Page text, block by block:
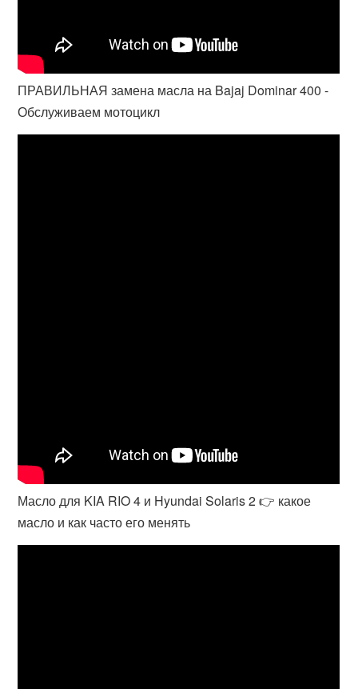
ПРАВИЛЬНАЯ замена масла на Bajaj Dominar 400 -
Обслуживаем мотоцикл
Масло для KIA RIO 4 и Hyundai Solaris 2 👉 какое
масло и как часто его менять